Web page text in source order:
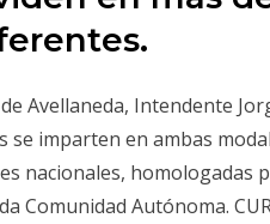
Avellaneda, Intendente
imparten en ambas
nacionales, homologadas
Comunidad Autónoma.